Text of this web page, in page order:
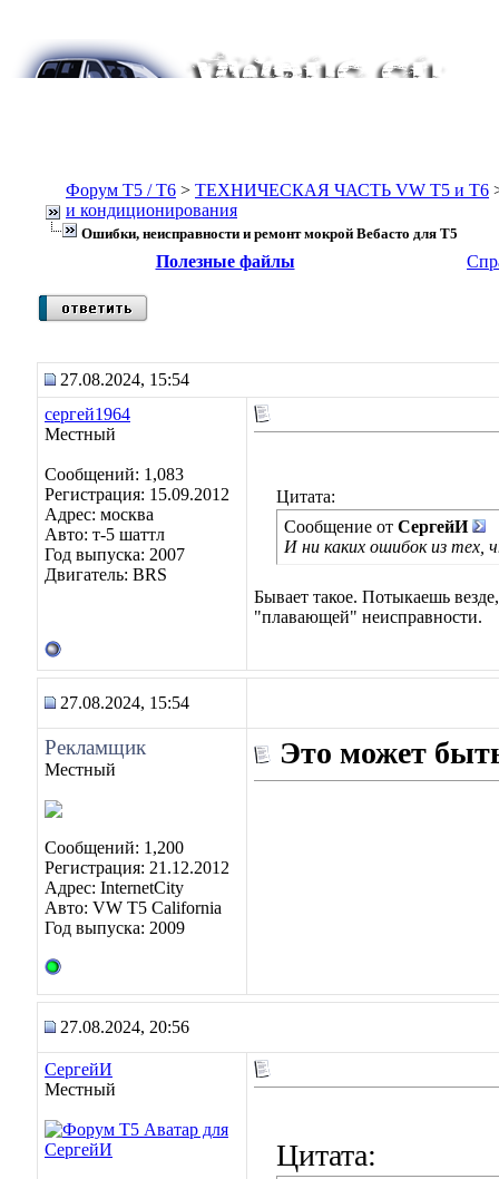
Форум Т5 / T6 > ТЕХНИЧЕСКАЯ ЧАСТЬ VW T5 и T6
и кондиционирования
Ошибки, неисправности и ремонт мокрой Вебасто для Т5
Полезные файлы
27.08.2024, 15:54
сергей1964
Местный
Сообщений: 1,083
Регистрация: 15.09.2012
Адрес: москва
Авто: т-5 шаттл
Год выпуска: 2007
Двигатель: BRS
Цитата:
Сообщение от СергейИ
И ни каких ошибок из тех,
Бывает такое. Потыкаешь
"плавающей" неисправности.
27.08.2024, 15:54
Рекламщик
Местный
Сообщений: 1,200
Регистрация: 21.12.2012
Адрес: InternetCity
Авто: VW T5 California
Год выпуска: 2009
Это может
27.08.2024, 20:56
СергейИ
Местный
Цитата: